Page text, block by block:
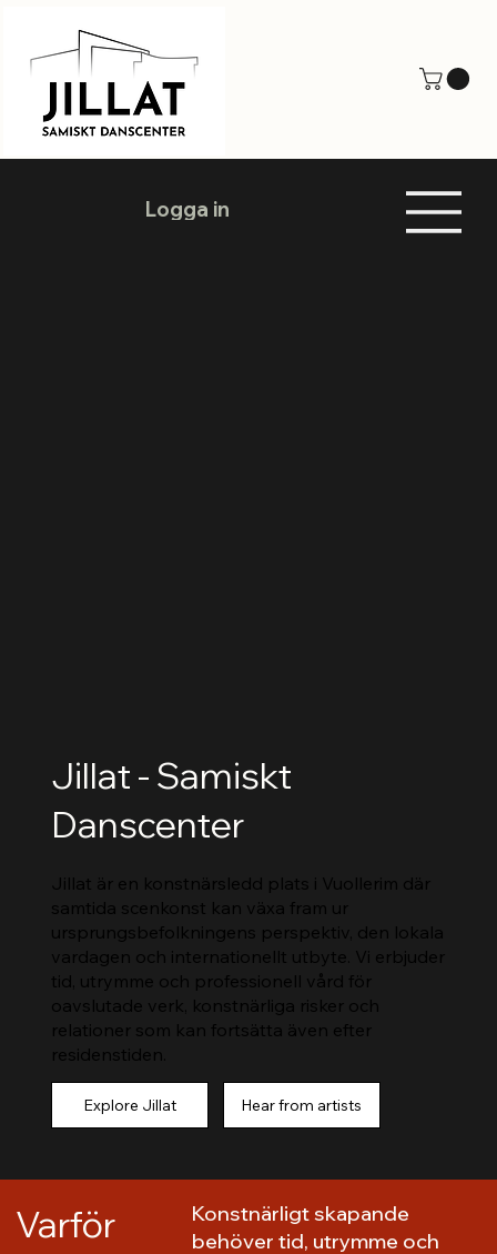
Jillat - Samiskt
Danscenter
Jillat är en konstnärsledd plats i Vuollerim där
samtida scenkonst kan växa fram ur
ursprungsbefolkningens perspektiv, den lokala
vardagen och internationellt utbyte. Vi erbjuder
tid, utrymme och professionell vård för
oavslutade verk, konstnärliga risker och
relationer som kan fortsätta även efter
residenstiden.
Explore Jillat Hear from artists
Varför
Konstnärligt skapande
behöver tid, utrymme och
Logga in